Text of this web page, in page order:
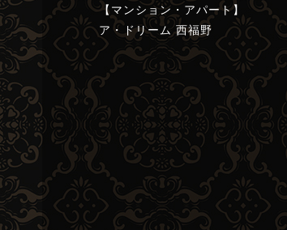
【マンション・アパート】
ア・ドリーム 西福野